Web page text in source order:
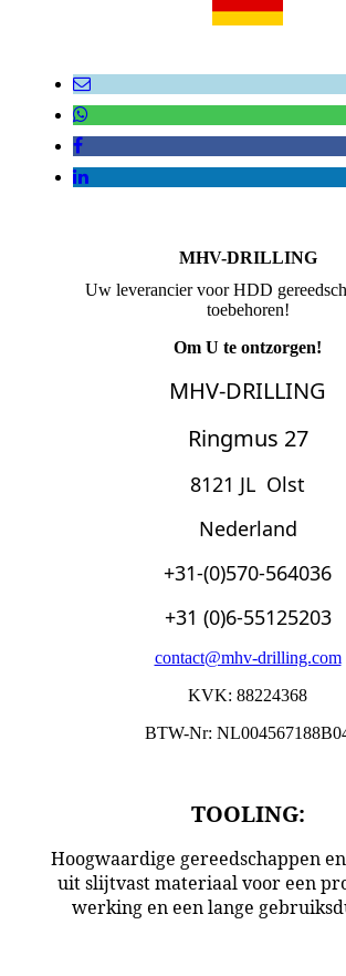
MHV-DRILLING
Uw leverancier voor HDD
toebehoren!
Om U te ontzorgen!
MHV-DRILLING
Ringmus 27
8121 JL Olst
Nederland
+31-(0)570-564036
+31 (0)6-55125203
contact@mhv-drilling.com
KVK: 88224368
BTW-Nr:
TOOLING:
Hoogwaardige gereedschappen
uit slijtvast materiaal voor een
werking en een lange